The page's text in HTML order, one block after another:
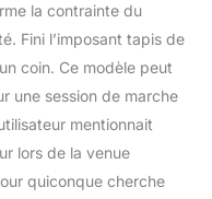
la contrainte du
Fini l’imposant tapis de
coin. Ce modèle peut
une session de marche
mentionnait
lors de la venue
quiconque cherche